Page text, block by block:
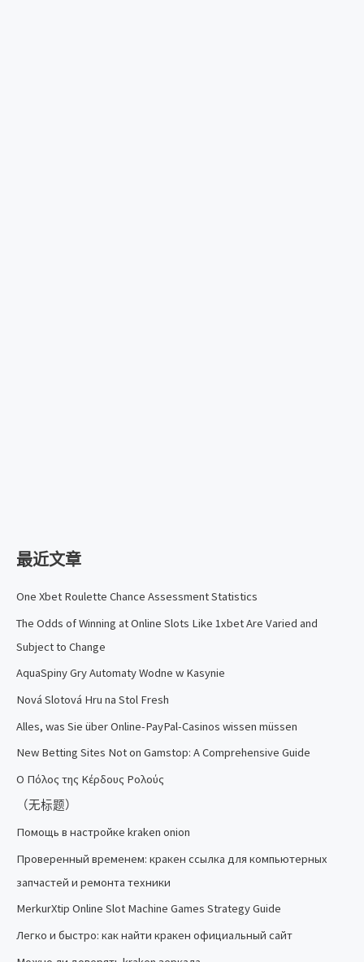
最近文章
One Xbet Roulette Chance Assessment Statistics
The Odds of Winning at Online Slots Like 1xbet Are Varied and
Subject to Change
AquaSpiny Gry Automaty Wodne w Kasynie
Nová Slotová Hru na Stol Fresh
Alles, was Sie über Online-PayPal-Casinos wissen müssen
New Betting Sites Not on Gamstop: A Comprehensive Guide
Ο Πόλος της Κέρδους Ρολούς
（无标题）
Помощь в настройке kraken onion
Проверенный временем: кракен ссылка для компьютерных
запчастей и ремонта техники
MerkurXtip Online Slot Machine Games Strategy Guide
Легко и быстро: как найти кракен официальный сайт